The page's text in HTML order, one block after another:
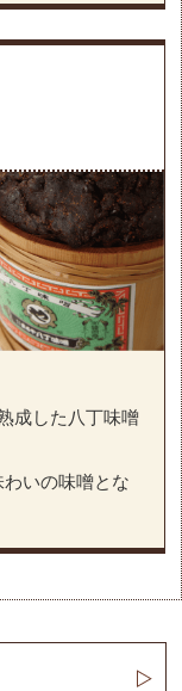
成した八丁味噌
いの味噌とな